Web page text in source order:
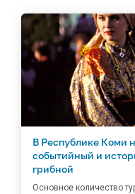
В Республике Коми
событийный и
грибной
Основное количество